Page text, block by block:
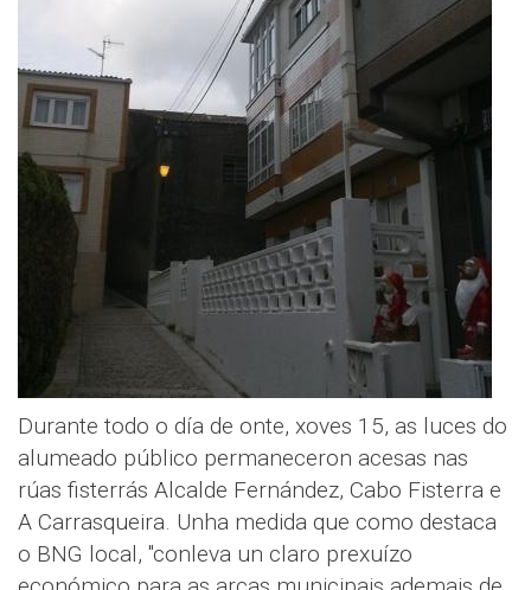
Durante todo o día de onte, xoves 15, as luces do
alumeado público permaneceron acesas nas
rúas fisterrás Alcalde Fernández, Cabo Fisterra e
A Carrasqueira. Unha medida que como destaca
o BNG local, "conleva un claro prexuízo